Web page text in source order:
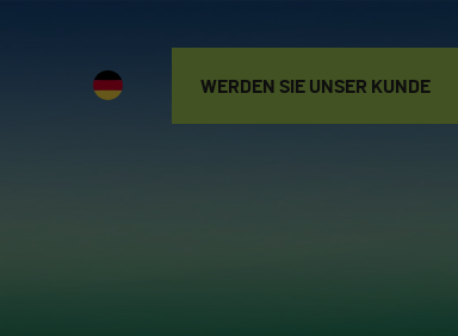
WERDEN SIE
WERDEN SIE UNSER KUNDE